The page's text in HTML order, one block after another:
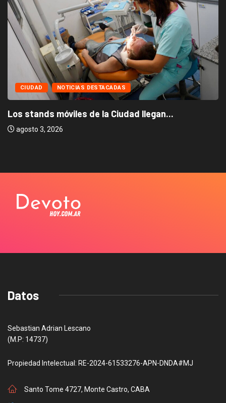
CIUDAD NOTICIAS DESTACADAS
Los stands móviles de la Ciudad llegan...
agosto 3, 2026
Datos
Sebastian Adrian Lescano
(M.P: 14737)
Propiedad Intelectual: RE-2024-61533276-APN-DNDA#MJ
Santo Tome 4727, Monte Castro, CABA